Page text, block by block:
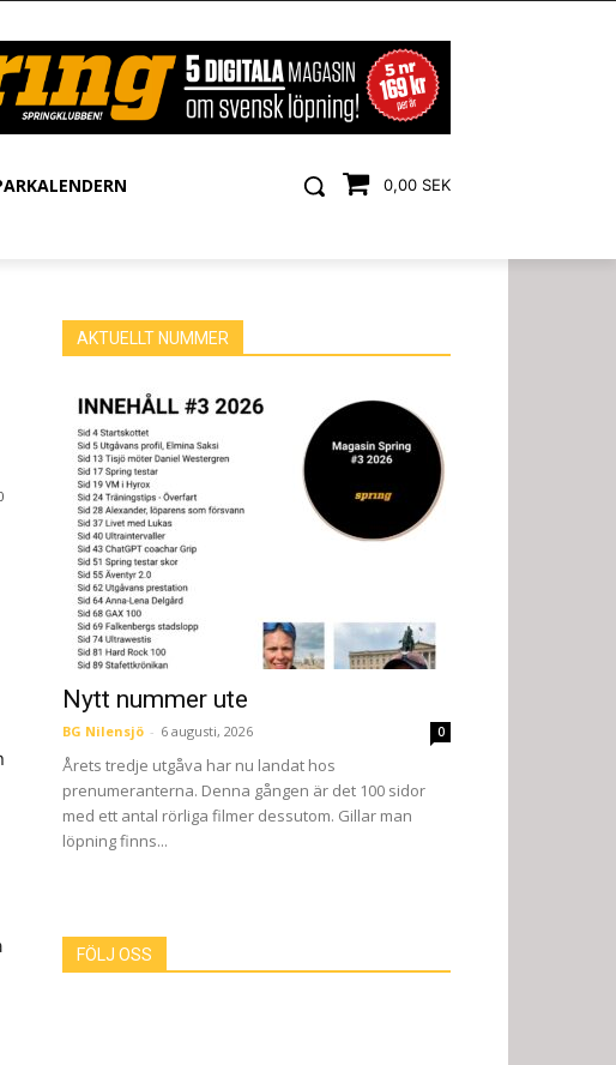
0,00 SEK
AKTUELLT NUMMER
Nytt nummer ute
BG Nilensjö - 6 augusti, 2026 0
Årets tredje utgåva har nu landat hos
prenumeranterna. Denna gången är det 100 sidor
med ett antal rörliga filmer dessutom. Gillar man
löpning finns...
FÖLJ OSS